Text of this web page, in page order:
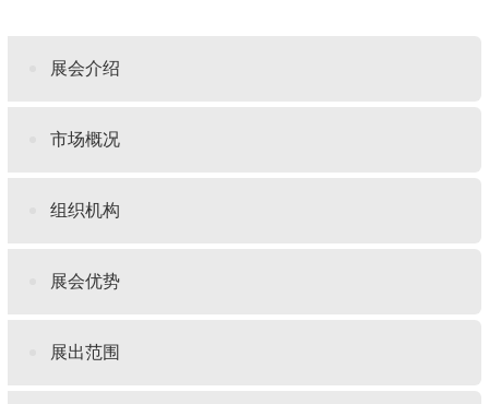
展会介绍
市场概况
组织机构
展会优势
展出范围